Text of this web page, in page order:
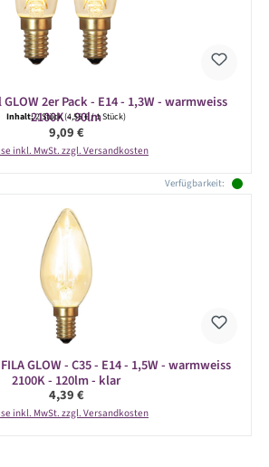
2er Pack - E14 - 1,3W - warmweiss
2100K - 90lm
Inhalt:2 Stück(4,55 € / 1 Stück)
Regulärer Preis:
9,09 €
inkl. MwSt. zzgl. Versandkosten
Verfügbarkeit:
GLOW - C35 - E14 - 1,5W - warmweiss
2100K - 120lm - klar
Regulärer Preis:
4,39 €
inkl. MwSt. zzgl. Versandkosten